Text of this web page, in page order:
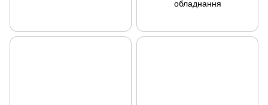
обладнання